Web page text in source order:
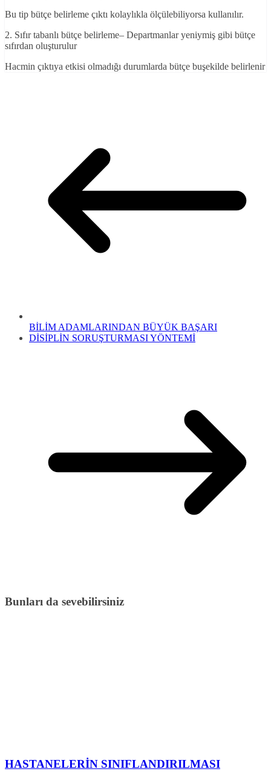
Bu tip bütçe belirleme çıktı kolaylıkla ölçülebiliyorsa kullanılır.
2. Sıfır tabanlı bütçe belirleme– Departmanlar yeniymiş gibi bütçe
sıfırdan oluşturulur
Hacmin çıktıya etkisi olmadığı durumlarda bütçe buşekilde belirlenir
BİLİM ADAMLARINDAN BÜYÜK BAŞARI
DİSİPLİN SORUŞTURMASI YÖNTEMİ
Bunları da sevebilirsiniz
HASTANELERİN SINIFLANDIRILMASI